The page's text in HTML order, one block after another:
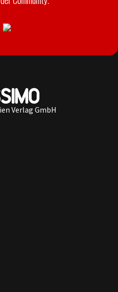
Verlag GmbH